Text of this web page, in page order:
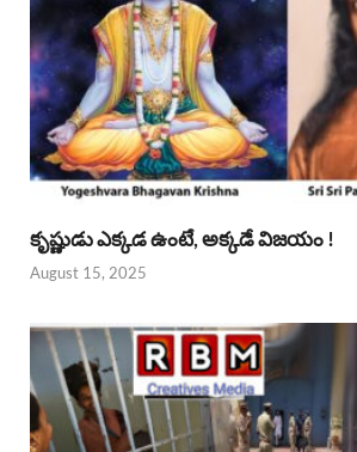
కృష్ణుడు ఎక్కడ ఉంటే, అక్కడే విజయం !
August 15, 2025